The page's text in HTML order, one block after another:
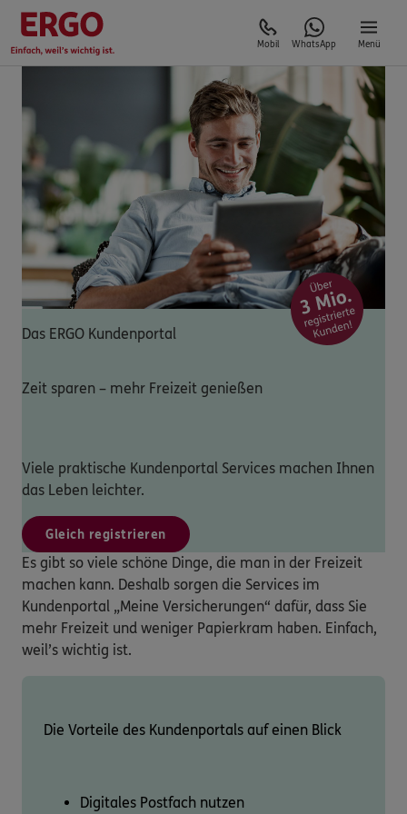
Mobil WhatsApp Menü
Das ERGO Kundenportal
Zeit sparen – mehr Freizeit genießen
Viele praktische Kundenportal Services machen Ihnen
das Leben leichter.
Gleich registrieren
Es gibt so viele schöne Dinge, die man in der Freizeit
machen kann. Deshalb sorgen die Services im
Kundenportal „Meine Versicherungen“ dafür, dass Sie
mehr Freizeit und weniger Papierkram haben. Einfach,
weil’s wichtig ist.
Die Vorteile des Kundenportals auf einen Blick
Digitales Postfach nutzen